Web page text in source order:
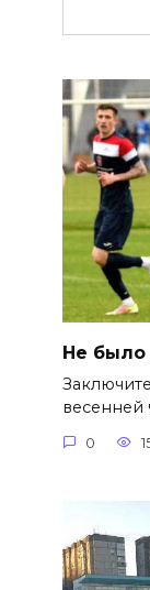
Не было
весенней
0